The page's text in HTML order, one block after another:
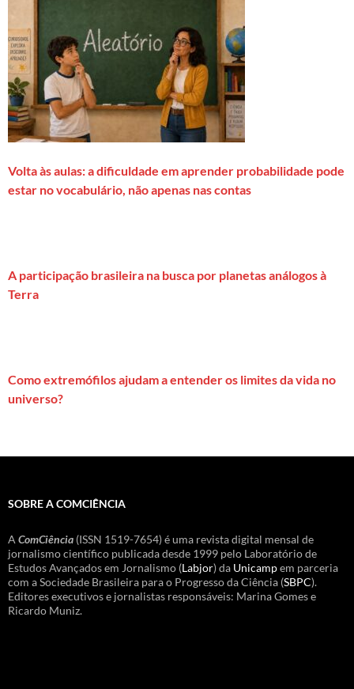
Volta às aulas: a dificuldade em aprender probabilidade pode
estar no vocabulário, não apenas nas contas
A participação brasileira na busca por planetas análogos à
Terra
Como extremófilos ajudam a entender os limites da vida no
universo?
SOBRE A COMCIÊNCIA
A ComCiência (ISSN 1519-7654) é uma revista digital mensal de
jornalismo científico publicada desde 1999 pelo Laboratório de
Estudos Avançados em Jornalismo (Labjor) da Unicampem parceria
com a Sociedade Brasileira para o Progresso da Ciência (SBPC).
Editores executivos e jornalistas responsáveis: Marina Gomes e
Ricardo Muniz.